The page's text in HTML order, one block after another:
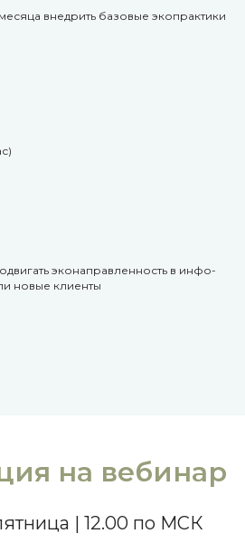
внедрить базовые экопрактики
эконаправленность в инфо-
новые клиенты
на вебинар
| 12.00 по МСК